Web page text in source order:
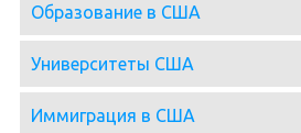
Образование в США
Университеты США
Иммиграция в США